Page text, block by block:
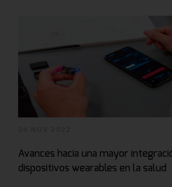
Avances hacia una mayor
dispositivos wearables en la salud